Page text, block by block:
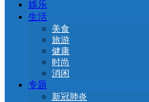
娛乐
生活
美食
旅游
健康
时尚
消闲
专题
新冠肺炎